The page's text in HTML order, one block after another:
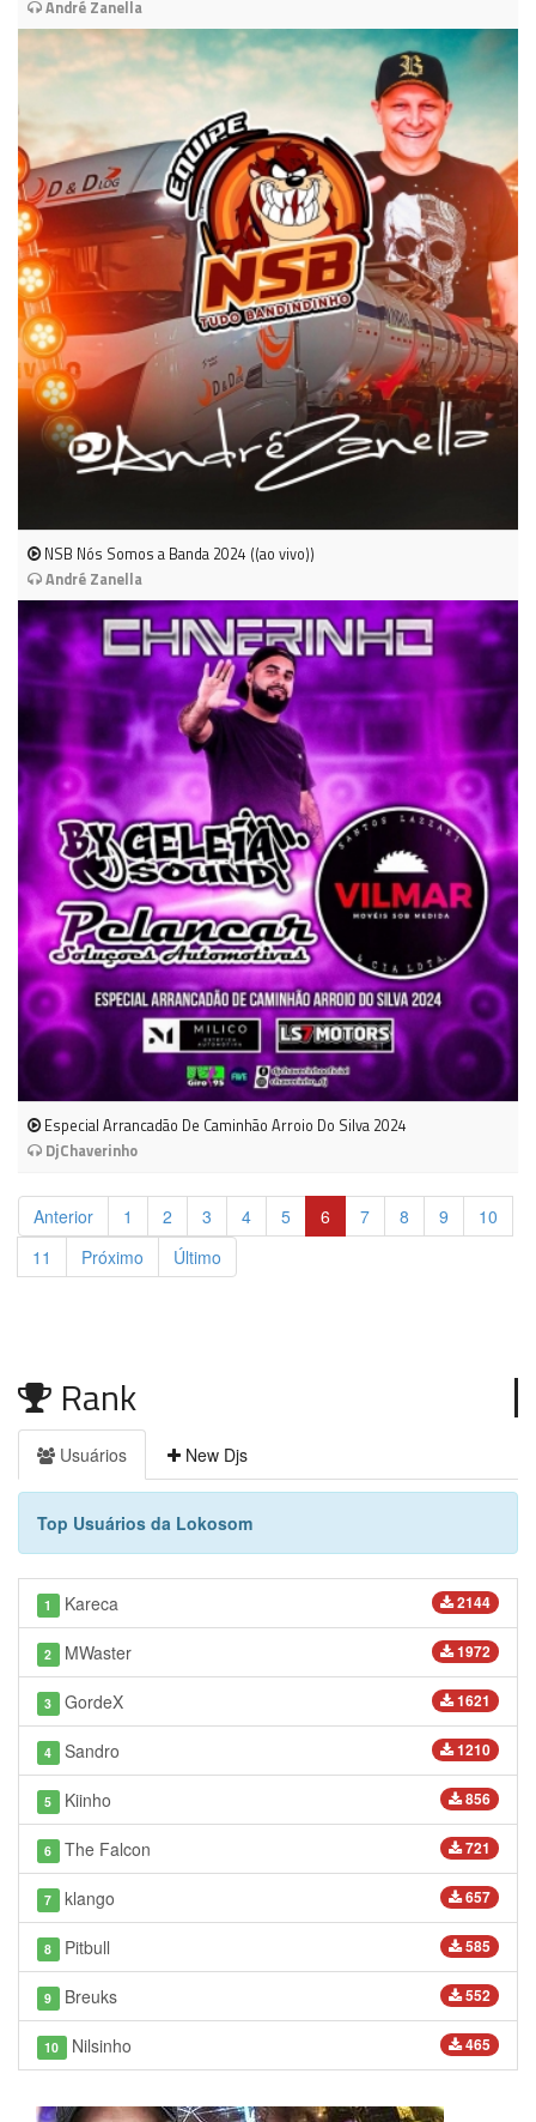
André Zanella
NSB Nós Somos a Banda 2024 ((ao vivo))
André Zanella
Especial Arrancadão De Caminhão Arroio Do Silva 2024
DjChaverinho
Anterior 1 2 3 4 5 6 7 8 9
10
11
Próximo Último
Rank
Usuários New Djs
Top Usuários da Lokosom
2144
1 Kareca
1972
2 MWaster
1621
3 GordeX
1210
4 Sandro
856
5 Kiinho
721
6 The Falcon
657
7 klango
585
8 Pitbull
552
9 Breuks
465
10 Nilsinho